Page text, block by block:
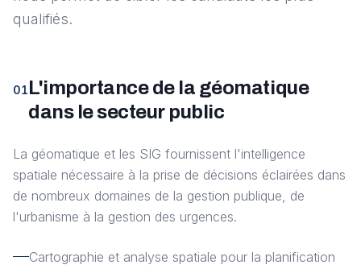
qualifiés.
01L'importance de la géomatique
dans le secteur public
La géomatique et les SIG fournissent l'intelligence
spatiale nécessaire à la prise de décisions éclairées dans
de nombreux domaines de la gestion publique, de
l'urbanisme à la gestion des urgences.
Cartographie et analyse spatiale pour la planification